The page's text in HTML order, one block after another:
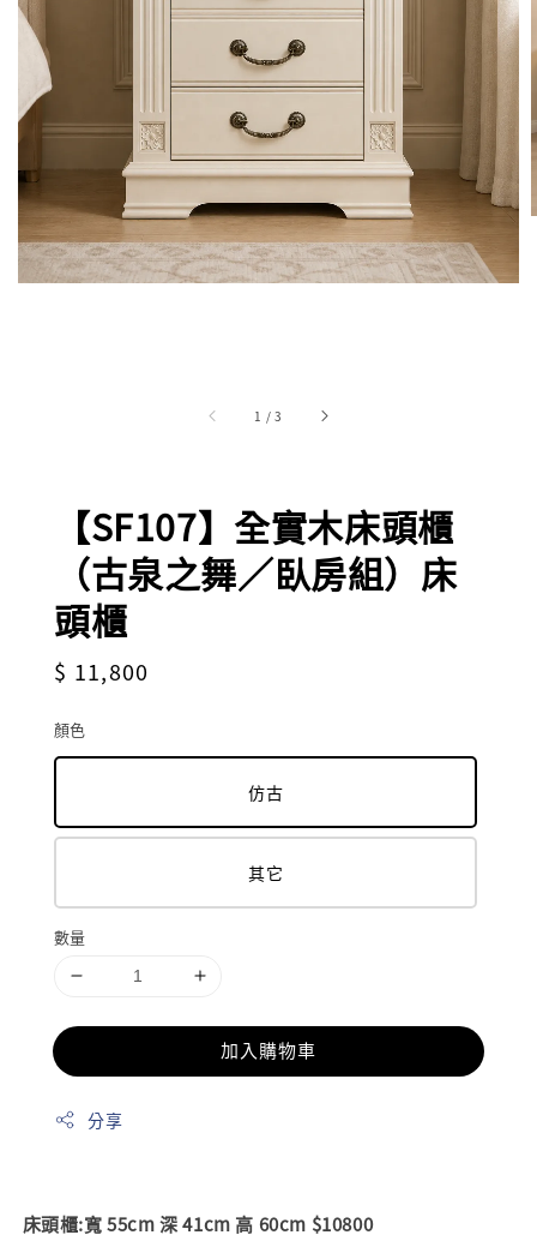
1 /3
【SF107】全實木床頭櫃
（古泉之舞／臥房組）床
頭櫃
Regular
$ 11,800
顏色
仿古
其它
數量
加入購物車
分享
床頭櫃:寬 55cm 深 41cm 高 60cm $10800